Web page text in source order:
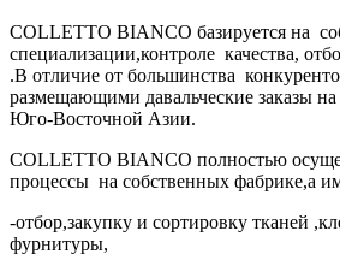
COLLETTO BIANCO базируется на
специализации,контроле качества,
.В отличие от большинства
размещающими давальческие заказы
Юго-Восточной Азии.
COLLETTO BIANCO полностью
процессы на собственных фабрике,а
-отбор,закупку и сортировку тканей
фурнитуры,